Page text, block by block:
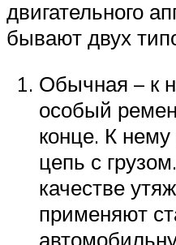
двигательного
бывают двух
Обычная – к
особый
конце. К нему
цепь с
качестве
применяют